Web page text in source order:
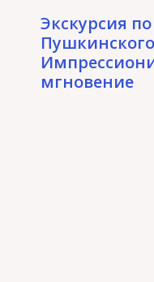
Экскурсия
мгновение